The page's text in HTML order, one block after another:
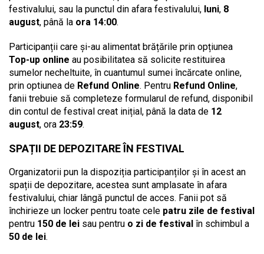
festivalului, sau la punctul din afara festivalului, luni, 8
august, până la ora 14:00.
Participanții care și-au alimentat brățările prin opțiunea
Top-up online au posibilitatea să solicite restituirea
sumelor necheltuite, în cuantumul sumei încărcate online,
prin optiunea de Refund Online. Pentru Refund Online,
fanii trebuie să completeze formularul de refund, disponibil
din contul de festival creat inițial, până la data de 12
august, ora 23:59.
SPAȚII DE DEPOZITARE ÎN FESTIVAL
Organizatorii pun la dispoziția participanților și în acest an
spații de depozitare, acestea sunt amplasate în afara
festivalului, chiar lângă punctul de acces. Fanii pot să
închirieze un locker pentru toate cele patru zile de festival
pentru 150 de lei sau pentru o zi de festival în schimbul a
50 de lei.